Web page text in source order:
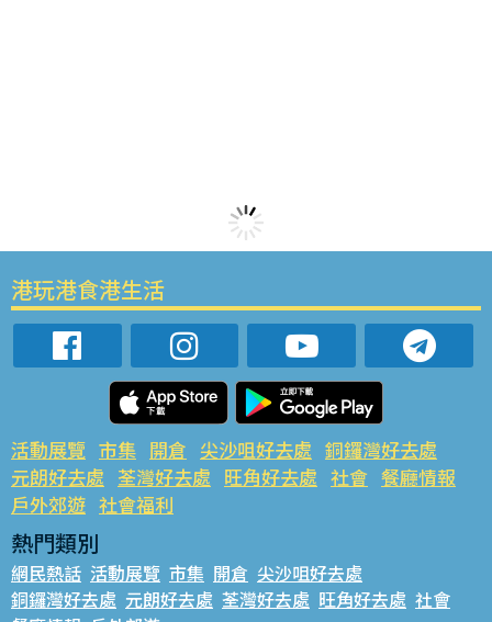
港玩港食港生活
活動展覽 市集 開倉 尖沙咀好去處 銅鑼灣好去處
元朗好去處 荃灣好去處 旺角好去處 社會 餐廳情報
戶外郊遊 社會福利
熱門類別
網民熱話 活動展覽 市集 開倉 尖沙咀好去處
銅鑼灣好去處 元朗好去處 荃灣好去處 旺角好去處 社會